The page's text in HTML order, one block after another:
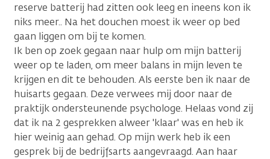
reserve batterij had zitten ook leeg en ineens kon ik
niks meer.. Na het douchen moest ik weer op bed
gaan liggen om bij te komen.
Ik ben op zoek gegaan naar hulp om mijn batterij
weer op te laden, om meer balans in mijn leven te
krijgen en dit te behouden. Als eerste ben ik naar de
huisarts gegaan. Deze verwees mij door naar de
praktijk ondersteunende psychologe. Helaas vond zij
dat ik na 2 gesprekken alweer 'klaar' was en heb ik
hier weinig aan gehad. Op mijn werk heb ik een
gesprek bij de bedrijfsarts aangevraagd. Aan haar